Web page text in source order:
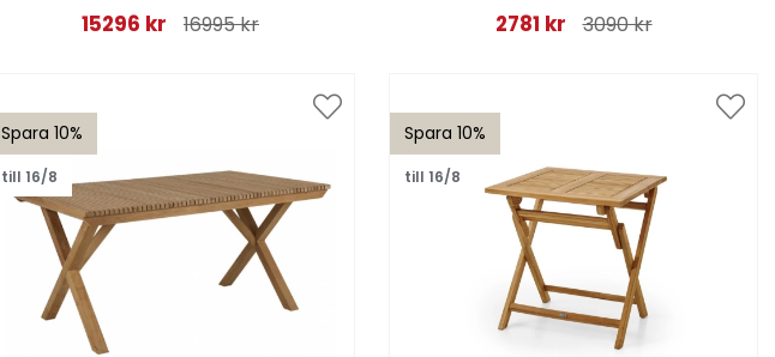
15296 kr 16995 kr 2781 kr 3090 kr
Spara 10%
till 16/8
Spara 10%
till 16/8